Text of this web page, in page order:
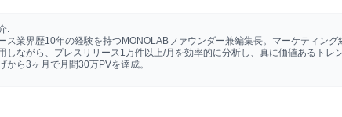
:
ス業界歴10年の経験を持つMONOLABファウンダー兼編集長。マーケティン
しながら、プレスリリース1万件以上/月を効率的に分析し、真に価値あるト
から3ヶ月で月間30万PVを達成。